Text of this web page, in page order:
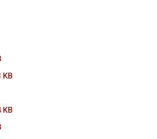
KB
KB